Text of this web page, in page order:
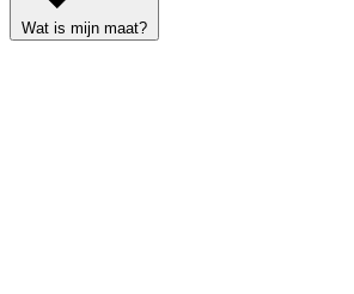
Wat is mijn maat?